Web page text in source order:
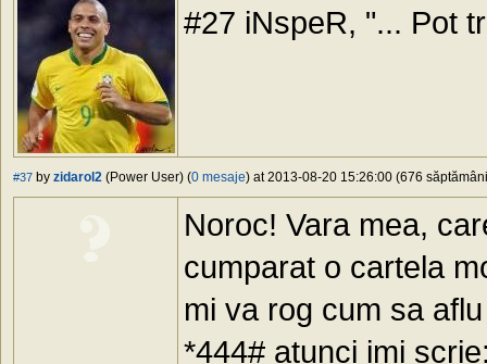
#27 iNspeR, "... Pot
#37 by zidarol2 (Power User) (0 mesaje) at 2013-08-20 15:26:00 (676
Noroc! Vara mea,
cumparat o cartela
mi va rog cum sa
*444# atunci imi